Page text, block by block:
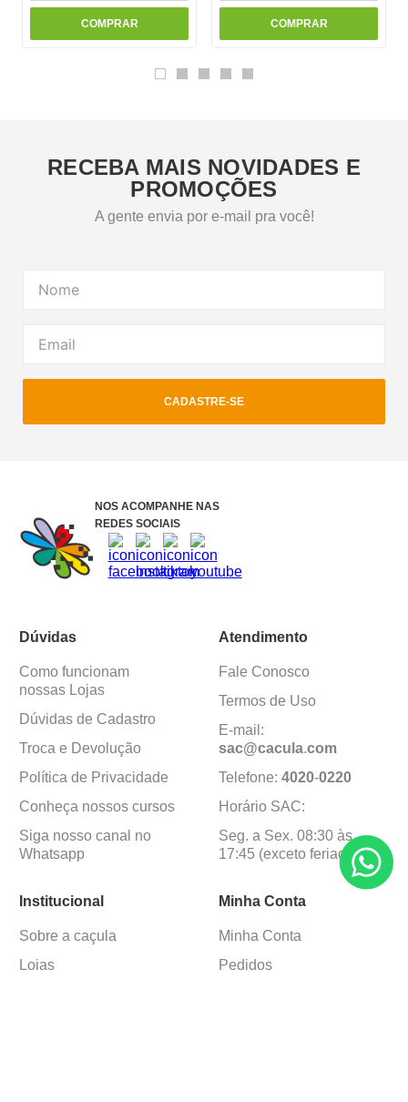
COMPRAR COMPRAR
RECEBA MAIS NOVIDADES E
PROMOÇÕES
A gente envia por e-mail pra você!
CADASTRE-SE
NOS ACOMPANHE NAS
REDES SOCIAIS
Dúvidas
Como funcionam
nossas Lojas
Dúvidas de Cadastro
Troca e Devolução
Política de Privacidade
Conheça nossos cursos
Siga nosso canal no
Whatsapp
Atendimento
Fale Conosco
Termos de Uso
E-mail:
sac@cacula.com
Telefone: 4020-0220
Horário SAC:
Seg. a Sex. 08:30 às
17:45 (exceto feriados)
Institucional
Sobre a caçula
Lojas
Minha Conta
Minha Conta
Pedidos